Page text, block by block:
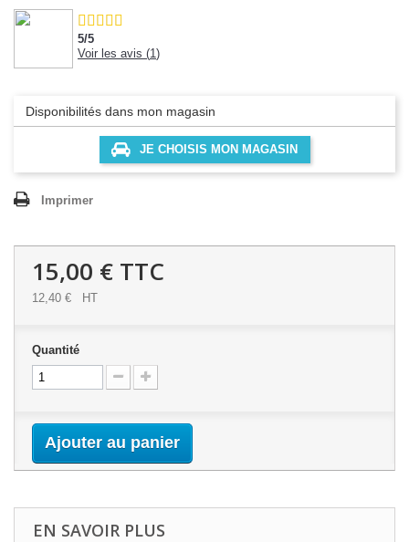
5/5
Voir les avis (1)
Disponibilités dans mon magasin
JE CHOISIS MON MAGASIN
Imprimer
15,00 € TTC
12,40 € HT
Quantité
Ajouter au panier
EN SAVOIR PLUS